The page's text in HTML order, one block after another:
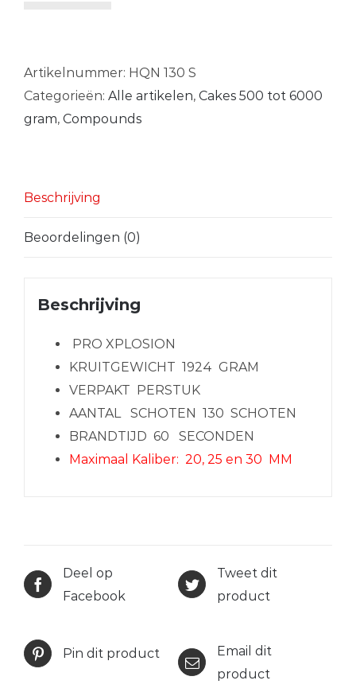
Artikelnummer: HQN 130 S
Categorieën: Alle artikelen, Cakes 500 tot 6000
gram, Compounds
Beschrijving
Beoordelingen (0)
Beschrijving
PRO XPLOSION
KRUITGEWICHT 1924 GRAM
VERPAKT PERSTUK
AANTAL SCHOTEN 130 SCHOTEN
BRANDTIJD 60 SECONDEN
Maximaal Kaliber: 20, 25 en 30 MM
Deel op
Facebook
Tweet dit
product
Pin dit product
Email dit
product